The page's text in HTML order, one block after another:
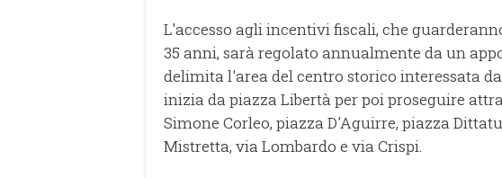
L'accesso agli incentivi fiscali, che
35 anni, sarà regolato annualmente da un
delimita l'area del centro storico interessata
inizia da piazza Libertà per poi proseguire
Simone Corleo, piazza D'Aguirre, piazza
Mistretta, via Lombardo e via Crispi.